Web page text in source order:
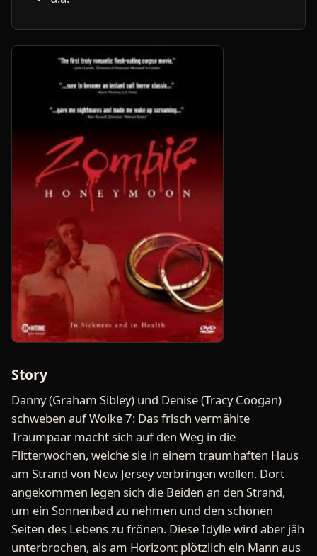
Story
Danny (Graham Sibley) und Denise (Tracy Coogan)
schweben auf Wolke 7: Das frisch vermählte
Traumpaar macht sich auf den Weg in die
Flitterwochen, welche sie in einem traumhaften Haus
am Strand von New Jersey verbringen wollen. Dort
angekommen legen sich die Beiden an den Strand,
um ein Sonnenbad zu nehmen und den schönen
Seiten des Lebens zu frönen. Diese Idylle wird aber jäh
unterbrochen, als am Horizont plötzlich ein Mann aus